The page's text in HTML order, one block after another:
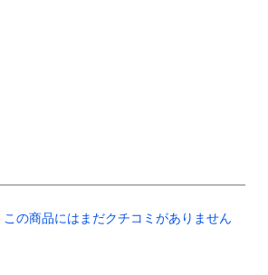
この商品にはまだクチコミがありません